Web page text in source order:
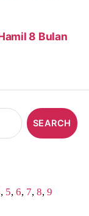
8 Bulan
, 5,6, 7,8,9